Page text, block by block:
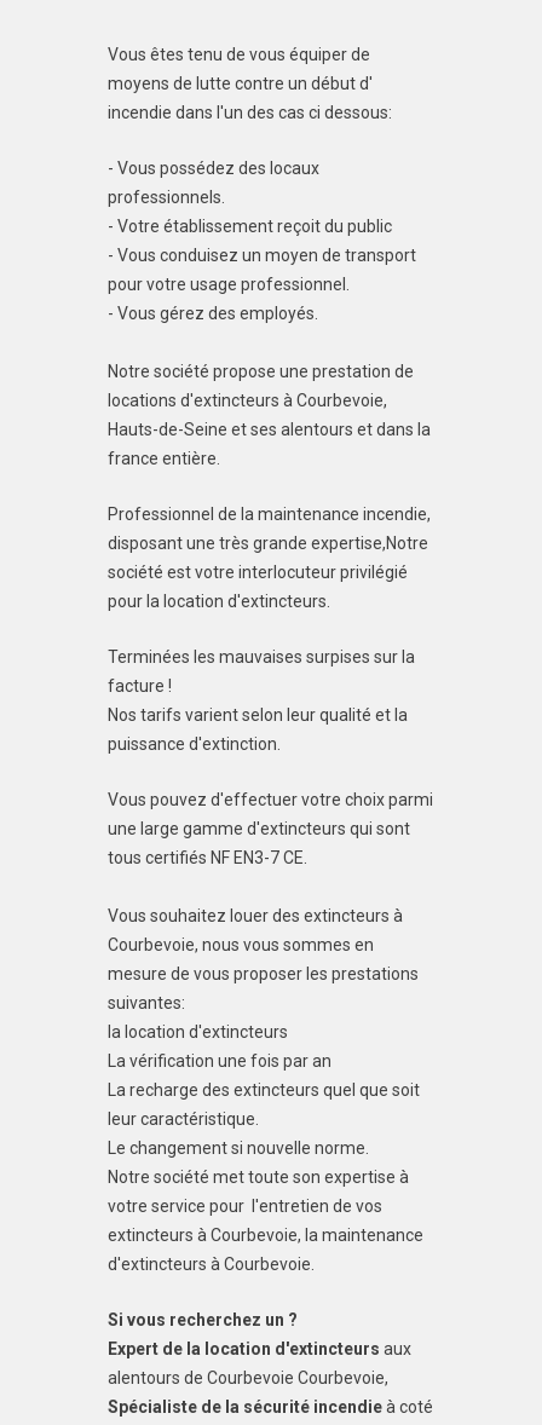
Vous êtes tenu de vous équiper de
moyens de lutte contre un début d'
incendie dans l'un des cas ci dessous:
- Vous possédez des locaux
professionnels.
- Votre établissement reçoit du public
- Vous conduisez un moyen de transport
pour votre usage professionnel.
- Vous gérez des employés.
Notre société propose une prestation de
locations d'extincteurs à Courbevoie,
Hauts-de-Seine et ses alentours et dans la
france entière.
Professionnel de la maintenance incendie,
disposant une très grande expertise,Notre
société est votre interlocuteur privilégié
pour la location d'extincteurs.
Terminées les mauvaises surpises sur la
facture !
Nos tarifs varient selon leur qualité et la
puissance d'extinction.
Vous pouvez d'effectuer votre choix parmi
une large gamme d'extincteurs qui sont
tous certifiés NF EN3-7 CE.
Vous souhaitez louer des extincteurs à
Courbevoie, nous vous sommes en
mesure de vous proposer les prestations
suivantes:
la location d'extincteurs
La vérification une fois par an
La recharge des extincteurs quel que soit
leur caractéristique.
Le changement si nouvelle norme.
Notre société met toute son expertise à
votre service pour l'entretien de vos
extincteurs à Courbevoie, la maintenance
d'extincteurs à Courbevoie.
Si vous recherchez un ?
Expert de la location d'extincteurs aux
alentours de Courbevoie Courbevoie,
Spécialiste de la sécurité incendieà coté